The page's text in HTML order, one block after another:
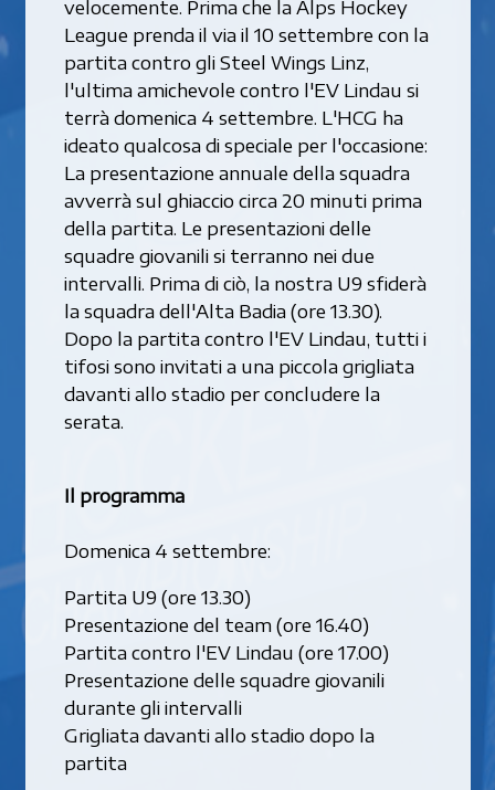
velocemente. Prima che la Alps Hockey
League prenda il via il 10 settembre con la
partita contro gli Steel Wings Linz,
l'ultima amichevole contro l'EV Lindau si
terrà domenica 4 settembre. L'HCG ha
ideato qualcosa di speciale per l'occasione:
La presentazione annuale della squadra
avverrà sul ghiaccio circa 20 minuti prima
della partita. Le presentazioni delle
squadre giovanili si terranno nei due
intervalli. Prima di ciò, la nostra U9 sfiderà
la squadra dell'Alta Badia (ore 13.30).
Dopo la partita contro l'EV Lindau, tutti i
tifosi sono invitati a una piccola grigliata
davanti allo stadio per concludere la
serata.
Il programma
Domenica 4 settembre:
Partita U9 (ore 13.30)
Presentazione del team (ore 16.40)
Partita contro l'EV Lindau (ore 17.00)
Presentazione delle squadre giovanili
durante gli intervalli
Grigliata davanti allo stadio dopo la
partita